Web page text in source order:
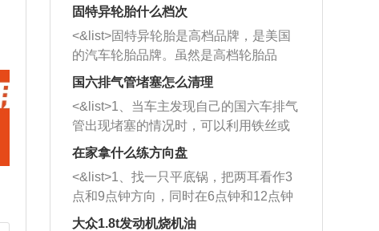
固特异轮胎什么档次
<&list>固特异轮胎是高档品牌，是美国
的汽车轮胎品牌。虽然是高档轮胎品
牌，但是中高低端的轮胎都有生产，这
也是为了更好的开拓市场。
国六排气管堵塞怎么清理
<&list>1、当车主发现自己的国六车排气
管出现堵塞的情况时，可以利用铁丝或
者是细棍，直接将杂物给取出来，如果
堵塞情况比较严重，也可以采取应急措
施。 <&list>2、直接利用木棍将所有的
杂物推到排气管里面的位置处，然后将
三元催化器拆解开，就可以将堵塞的东
在家拿什么练方向盘
<&list>1、找一只平底锅，把两耳看作3
点和9点钟方向，同时在6点钟和12点钟
方向做一个标记。 <&list>2、双手握住
大众1.8t发动机烧机油